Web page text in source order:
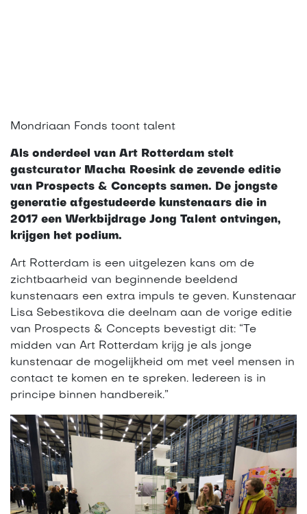
Mondriaan Fonds toont talent
Als onderdeel van Art Rotterdam stelt
gastcurator Macha Roesink de zevende editie
van Prospects & Concepts samen. De jongste
generatie afgestudeerde kunstenaars die in
2017 een Werkbijdrage Jong Talent ontvingen,
krijgen het podium.
Art Rotterdam is een uitgelezen kans om de
zichtbaarheid van beginnende beeldend
kunstenaars een extra impuls te geven. Kunstenaar
Lisa Sebestikova die deelnam aan de vorige editie
van Prospects & Concepts bevestigt dit: “Te
midden van Art Rotterdam krijg je als jonge
kunstenaar de mogelijkheid om met veel mensen in
contact te komen en te spreken. Iedereen is in
principe binnen handbereik.”